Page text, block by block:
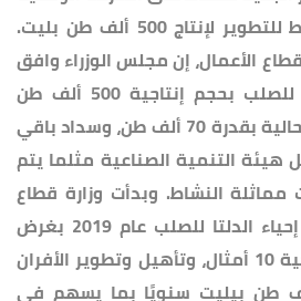
خاصة بعد تنفيذ مخطط للتطوير لإنتاج 500 ألف طن بليت.
الأعمال، إن مجلس الوزراء وافق
على منح رخصة للدلتا للصلب بحجم إنتاجية 500 ألف طن
بليت بدلا من الرخصة الحالية بقدرة 70 ألف طن، وسداد باقي
هيئة التنمية الصناعية مثلما يتم
النشاط. وبدأت وزارة قطاع
الأعمال تنفيذ مشروع إحياء الدلتا للصلب عام 2019 بغرض
مضاعفة الطاقة الإنتاجية 10 أمثال، وتأهيل وتطوير الأفران
إنتاجية 500 ألف طن بيليت سنويًا بما يسهم فى